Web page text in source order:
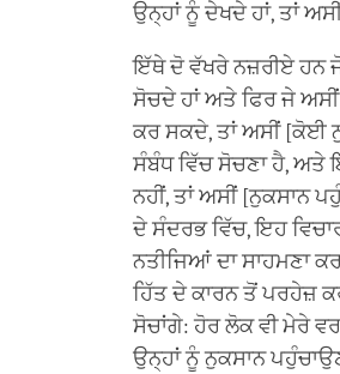
ਉਨ੍ਹਾਂ ਨੂੰ ਦੇਖਦੇ ਹਾਂ, ਤਾਂ
ਇੱਥੇ ਦੋ ਵੱਖਰੇ ਨਜ਼ਰੀਏ ਹਨ
ਸੋਚਦੇ ਹਾਂ ਅਤੇ ਫਿਰ ਜੇ
ਕਰ ਸਕਦੇ, ਤਾਂ ਅਸੀਂ [ਕੋਈ
ਸੰਬੰਧ ਵਿੱਚ ਸੋਚਣਾ ਹੈ, ਅਤੇ
ਨਹੀਂ, ਤਾਂ ਅਸੀਂ [ਨੁਕਸਾਨ
ਦੇ ਸੰਦਰਭ ਵਿੱਚ, ਇਹ
ਨਤੀਜਿਆਂ ਦਾ ਸਾਹਮਣਾ
ਹਿੱਤ ਦੇ ਕਾਰਨ ਤੋਂ ਪਰਹੇਜ਼
ਸੋਚਾਂਗੇ: ਹੋਰ ਲੋਕ ਵੀ ਮੇਰੇ
ਉਨ੍ਹਾਂ ਨੂੰ ਨੁਕਸਾਨ